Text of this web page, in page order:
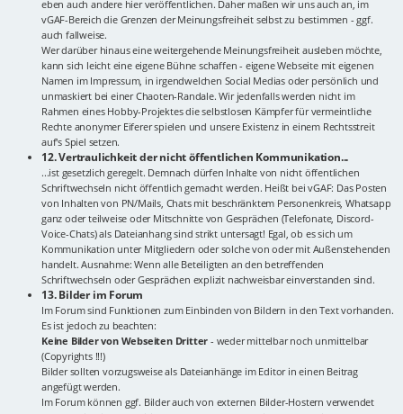
eben auch andere hier veröffentlichen. Daher maßen wir uns auch an, im
vGAF-Bereich die Grenzen der Meinungsfreiheit selbst zu bestimmen - ggf.
auch fallweise.
Wer darüber hinaus eine weitergehende Meinungsfreiheit ausleben möchte,
kann sich leicht eine eigene Bühne schaffen - eigene Webseite mit eigenen
Namen im Impressum, in irgendwelchen Social Medias oder persönlich und
unmaskiert bei einer Chaoten-Randale. Wir jedenfalls werden nicht im
Rahmen eines Hobby-Projektes die selbstlosen Kämpfer für vermeintliche
Rechte anonymer Eiferer spielen und unsere Existenz in einem Rechtsstreit
auf's Spiel setzen.
12. Vertraulichkeit der nicht öffentlichen Kommunikation...
...ist gesetzlich geregelt. Demnach dürfen Inhalte von nicht öffentlichen
Schriftwechseln nicht öffentlich gemacht werden. Heißt bei vGAF: Das Posten
von Inhalten von PN/Mails, Chats mit beschränktem Personenkreis, Whatsapp
ganz oder teilweise oder Mitschnitte von Gesprächen (Telefonate, Discord-
Voice-Chats) als Dateianhang sind strikt untersagt! Egal, ob es sich um
Kommunikation unter Mitgliedern oder solche von oder mit Außenstehenden
handelt. Ausnahme: Wenn alle Beteiligten an den betreffenden
Schriftwechseln oder Gesprächen explizit nachweisbar einverstanden sind.
13. Bilder im Forum
Im Forum sind Funktionen zum Einbinden von Bildern in den Text vorhanden.
Es ist jedoch zu beachten:
Keine Bilder von Webseiten Dritter - weder mittelbar noch unmittelbar
(Copyrights !!!)
Bilder sollten vorzugsweise als Dateianhänge im Editor in einen Beitrag
angefügt werden.
Im Forum können ggf. Bilder auch von externen Bilder-Hostern verwendet